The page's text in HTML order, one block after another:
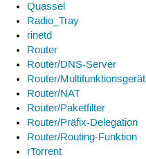
Quassel
Radio_Tray
rinetd
Router
Router/DNS-Server
Router/Multifunktionsgerät
Router/NAT
Router/Paketfilter
Router/Präfix-Delegation
Router/Routing-Funktion
rTorrent